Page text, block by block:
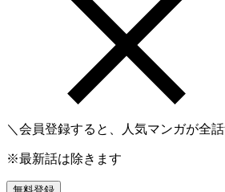
＼会員登録すると、人気マンガが全
※最新話は除きます